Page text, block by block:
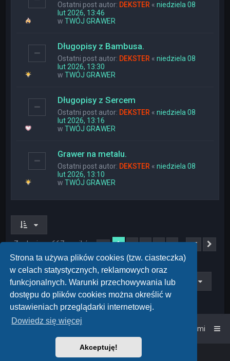
Strona ta używa plików cookies (tzw. ciasteczka)
w celach statystycznych, reklamowych oraz
funkcjonalnych. Warunki przechowywania lub
dostępu do plików cookies można określić w
ustawieniach przeglądarki internetowej.
Dowiedz się więcej
Akceptuję!
Ostatni post autor: DEKSTER «niedziela 08
lut 2026, 13:46
wTWÓJ GRAWER
Długopisy z Bambusa.
Ostatni post autor: DEKSTER «niedziela 08
lut 2026, 13:30
wTWÓJ GRAWER
Długopisy z Sercem
Ostatni post autor: DEKSTER «niedziela 08
lut 2026, 13:16
wTWÓJ GRAWER
Grawer na metalu.
Ostatni post autor: DEKSTER «niedziela 08
lut 2026, 13:10
wTWÓJ GRAWER
Znaleziono 667 wyników 1 2 3 4 5 … 27
Przejdź do
Kontakt z nami
phpBB
PlanetStyles